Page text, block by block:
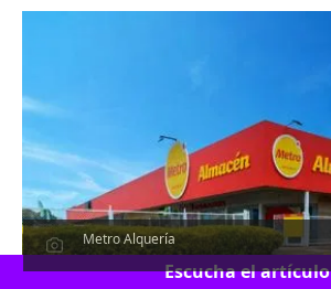
Metro Alquería
Escucha el artículo